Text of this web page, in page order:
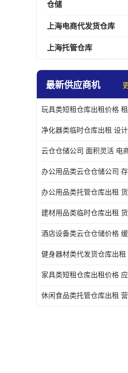
仓储
上海电商代发货仓库
上海托管仓库
最新供应商机